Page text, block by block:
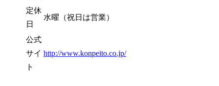
定休
日
水曜（祝日は営業）
公式
サイ
ト
http://www.konpeito.co.jp/